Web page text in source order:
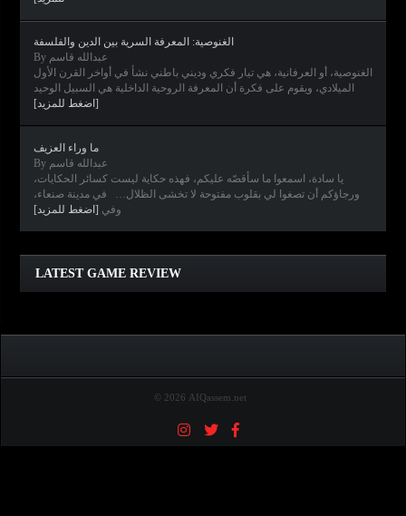
الغنوصية: المعرفة السرية بين الدين والفلسفة
By عبدالله قاسم
الغنوصية، أو العرفانية، هي تيار فكري وديني باطني نشأ في أواخر القرن الأول
الميلادي، ويقوم على فكرة أن المعرفة الروحية الداخلية هي السبيل الوحيد
[اضغط للمزيد]
ما وراء العزيف
By عبدالله قاسم
يا سادة، اسمعوا ما سأقصّه عليكم، فهذه حكاية ليست كسائر الحكايات،
ورجاؤكم أن تصغوا لي بقلوب مفتوحة لا تخشى الظلال… في مدينة صنعاء،
وفي [اضغط للمزيد]
LATEST GAME REVIEW
Clair Obscur: Expedition 33
Diablo IV
Elden Ring
Horizon Forbidden West
© 2026 AIQassem.net